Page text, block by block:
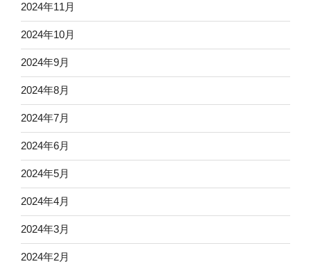
2024年11月
2024年10月
2024年9月
2024年8月
2024年7月
2024年6月
2024年5月
2024年4月
2024年3月
2024年2月